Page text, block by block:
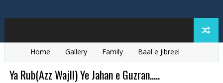
Home Gallery Family
Baal e Jibreel
Zarb e Kaleem
Armaghan e Hijaz
Ya Rub(Azz Wajll) Ye Jahan e Guzran.....